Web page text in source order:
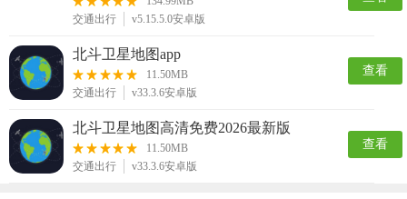
交通出行
v5.15.5.0安卓版
北斗卫星地图app
11.50MB
交通出行
v33.3.6安卓版
查看
北斗卫星地图高清免费2026最新版
11.50MB
交通出行
v33.3.6安卓版
查看